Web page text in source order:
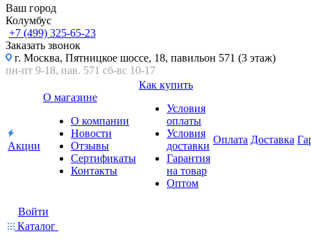
Ваш город
Колумбус
+7 (499) 325-65-23
Заказать звонок
г. Москва, Пятницкое шоссе, 18, павильон 571 (3 этаж)
пн-пт 9-18, пав. 571 сб-вс 10-17
Акции
О магазине
О компании
Новости
Отзывы
Сертификаты
Контакты
Как купить
Условия
оплаты
Условия
доставки
Гарантия
на товар
Оптом
Оплата Доставка
Войти
Каталог